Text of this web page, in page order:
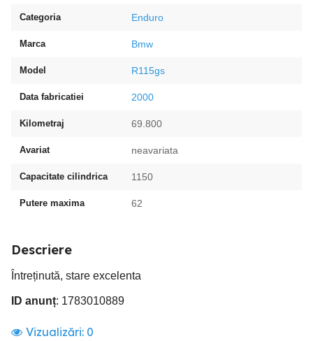
Categoria Enduro
Marca Bmw
Model R115gs
Data fabricatiei 2000
Kilometraj 69.800
Avariat neavariata
Capacitate cilindrica 1150
Putere maxima 62
Descriere
Întreținută, stare excelenta
ID anunț: 1783010889
Vizualizări: 0